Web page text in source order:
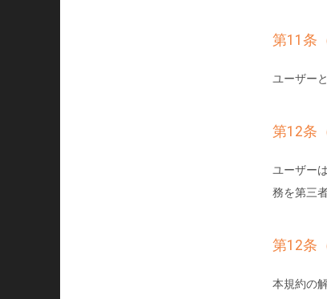
第11条
ユーザー
第12条
ユーザー
務を第三
第12条
本規約の